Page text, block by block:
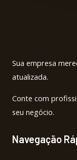
Sua empresa
atualizada.
Conte com
seu negócio.
Navegação